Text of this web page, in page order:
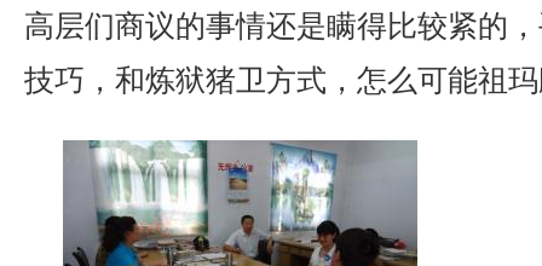
高层们商议的事情还是瞒得比较紧的
技巧，和炼狱猪卫方式，怎么可能祖